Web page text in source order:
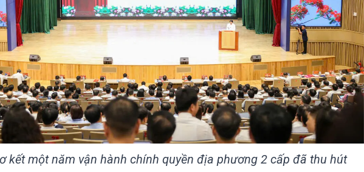
kết một năm vận hành chính quyền địa phương 2 cấp đã thu hút